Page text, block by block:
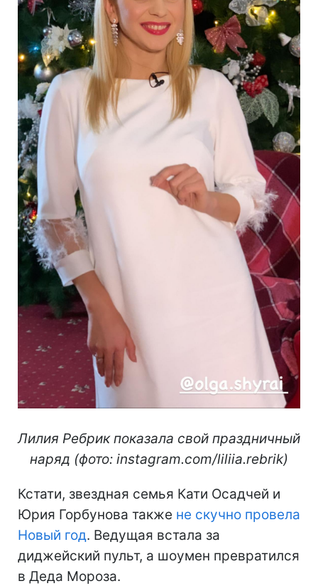
Лилия Ребрик показала свой праздничный
наряд (фото: instagram.com/liliia.rebrik)
Кстати, звездная семья Кати Осадчей и
Юрия Горбунова также не скучно провела
Новый год. Ведущая встала за
диджейский пульт, а шоумен превратился
в Деда Мороза.